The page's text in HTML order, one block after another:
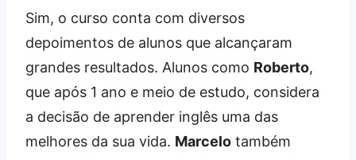
Sim, o curso conta com diversos
depoimentos de alunos que alcançaram
grandes resultados. Alunos como Roberto,
que após 1 ano e meio de estudo, considera
a decisão de aprender inglês uma das
melhores da sua vida. Marcelo também